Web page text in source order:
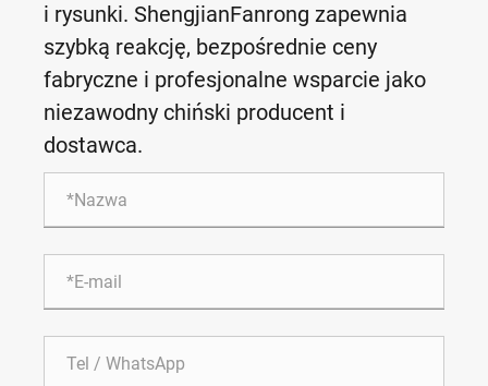
i rysunki. ShengjianFanrong zapewnia
szybką reakcję, bezpośrednie ceny
fabryczne i profesjonalne wsparcie jako
niezawodny chiński producent i
dostawca.